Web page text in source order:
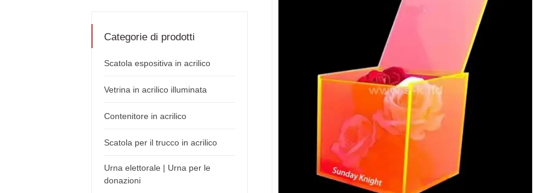
Categorie di prodotti
Scatola espositiva in acrilico
Vetrina in acrilico illuminata
Contenitore in acrilico
Scatola per il trucco in acrilico
Urna elettorale | Urna per le
donazioni